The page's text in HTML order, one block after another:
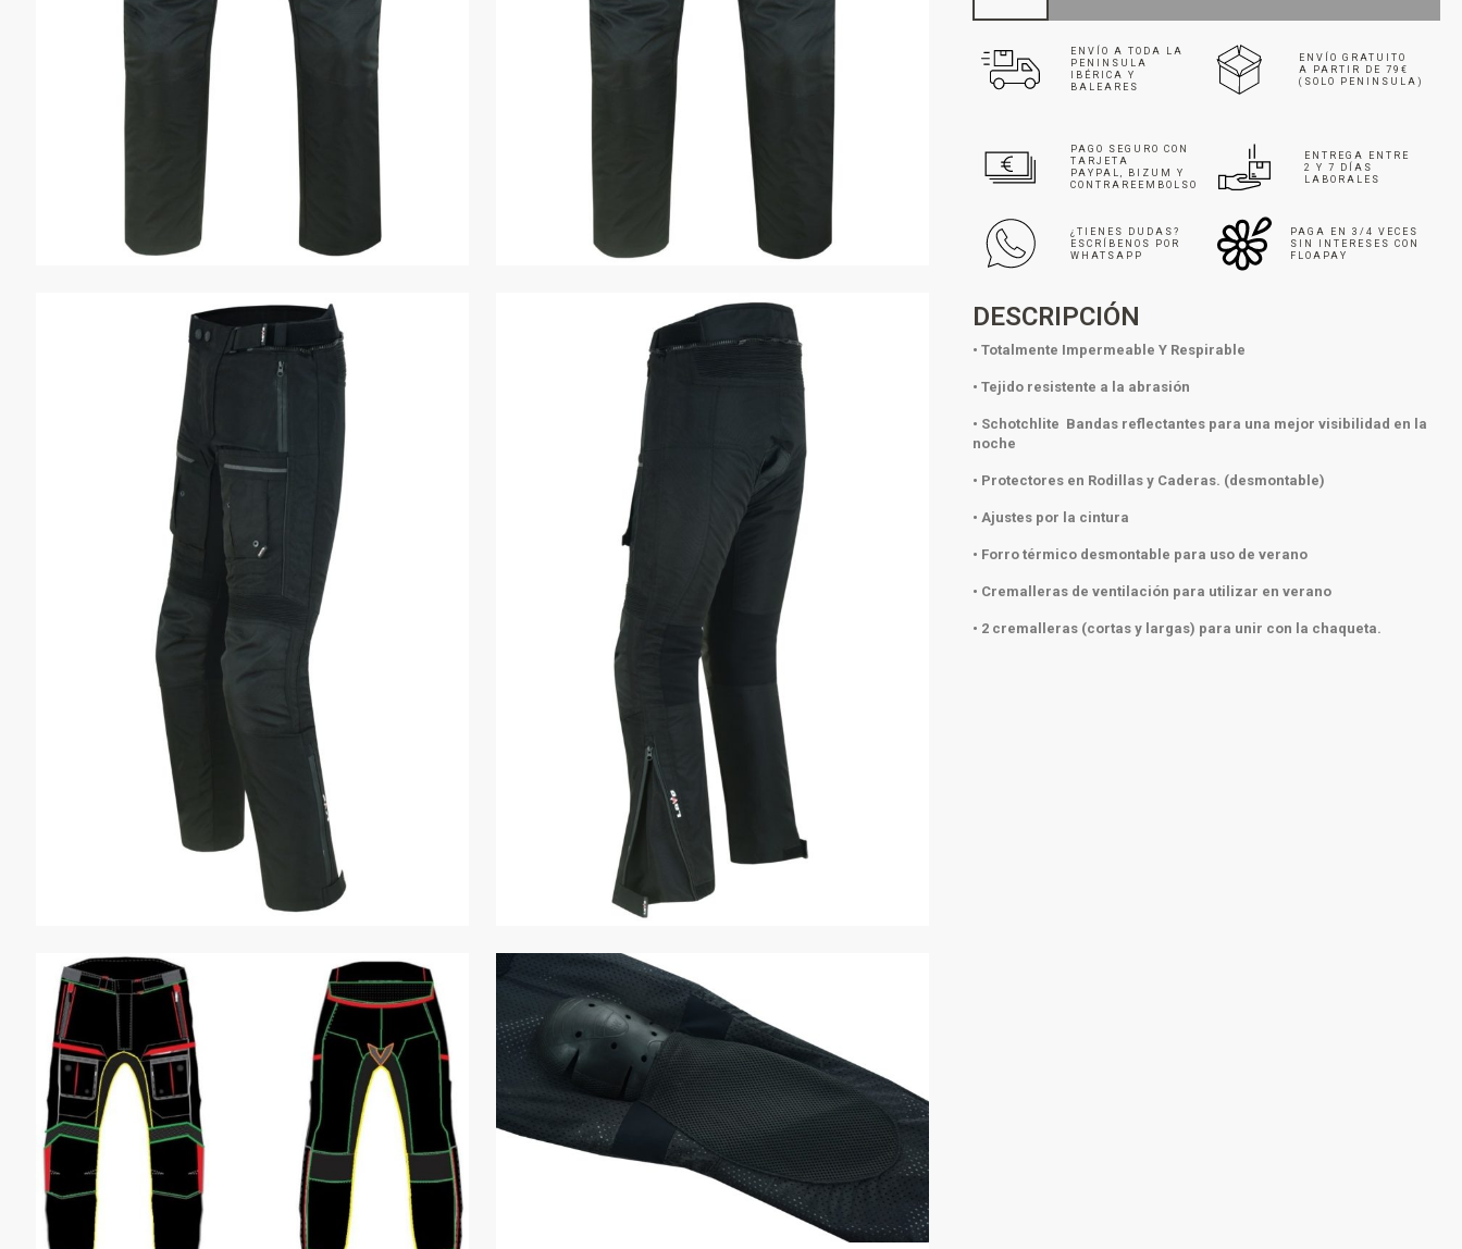
ENVÍO A TODA LA
PENINSULA
IBÉRICA Y
BALEARES
ENVÍO GRATUITO
A PARTIR DE 79€
(SOLO PENINSULA)
PAGO SEGURO CON
TARJETA
PAYPAL, BIZUM Y
CONTRAREEMBOLSO
ENTREGA ENTRE
2 Y 7 DÍAS
LABORALES
¿TIENES DUDAS?
ESCRÍBENOS POR
WHATSAPP
PAGA EN 3/4 VECES
SIN INTERESES CON
FLOAPAY
DESCRIPCIÓN
• Totalmente Impermeable Y Respirable
• Tejido resistente a la abrasión
• Schotchlite Bandas reflectantes para una mejor visibilidad en la
noche
• Protectores en Rodillas y Caderas. (desmontable)
• Ajustes por la cintura
• Forro térmico desmontable para uso de verano
• Cremalleras de ventilación para utilizar en verano
• 2 cremalleras (cortas y largas) para unir con la chaqueta.